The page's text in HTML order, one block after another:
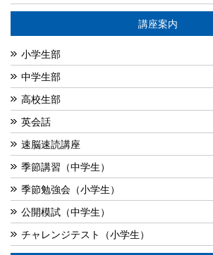
講座案内
小学生部
中学生部
高校生部
英会話
速脳速読講座
季節講習（中学生）
季節勉強会（小学生）
公開模試（中学生）
チャレンジテスト（小学生）